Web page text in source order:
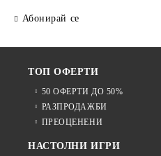
Абонирай се
ТОП ОФЕРТИ
50 ОФЕРТИ ДО 50%
РАЗПРОДАЖБИ
ПРЕОЦЕНЕНИ
НАСТОЛНИ ИГРИ